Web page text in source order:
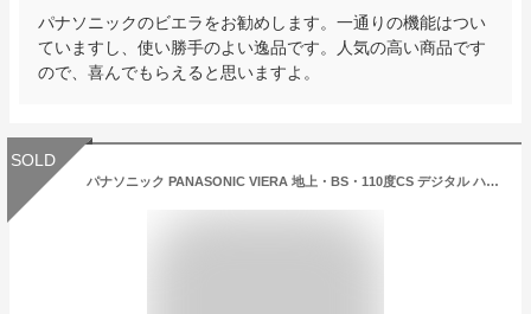
パナソニックのビエラをお勧めします。一通りの機能はつい
ていますし、使い勝手のよい逸品です。人気の高い商品です
ので、喜んでもらえると思いますよ。
SOLD
パナソニック PANASONIC VIERA 地上・BS・110度CS デジタル ハイビジョン 19V型 液晶テレビ TH-19E300 TH19E300／th-19e300 テレビ 19v型 テレビ19v型 テレビパナソニック ビエラ